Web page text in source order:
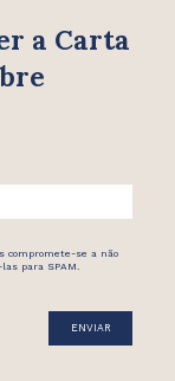
a Carta
compromete-se a não
para SPAM.